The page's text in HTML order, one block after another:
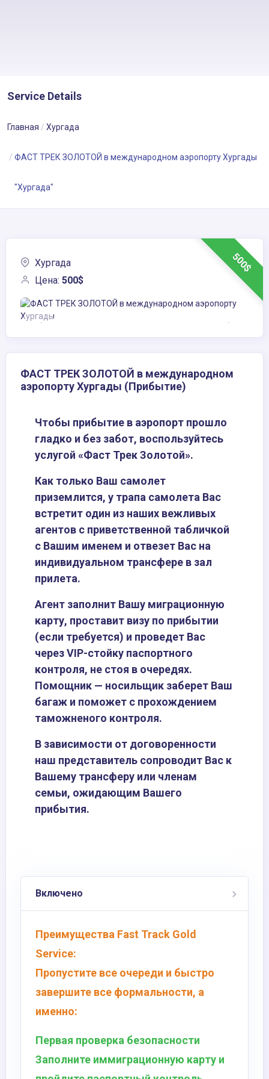
Service Details
Главная Хургада
ФАСТ ТРЕК ЗОЛОТОЙ в международном аэропорту Хургады
"Хургада"
500$
Хургада
Цена: 500$
ФАСТ ТРЕК ЗОЛОТОЙ в международном
аэропорту Хургады (Прибытие)
Чтобы прибытие в аэропорт прошло
гладко и без забот, воспользуйтесь
услугой «Фаст Трек Золотой».
Как только Ваш самолет
приземлится, у трапа самолета Вас
встретит один из наших вежливых
агентов с приветственной табличкой
с Вашим именем и отвезет Вас на
индивидуальном трансфере в зал
прилета.
Агент заполнит Вашу миграционную
карту, проставит визу по прибытии
(если требуется) и проведет Вас
через VIP-стойку паспортного
контроля, не стоя в очередях.
Помощник — носильщик заберет Ваш
багаж и поможет с прохождением
таможненого контроля.
В зависимости от договоренности
наш представитель сопроводит Вас к
Вашему трансферу или членам
семьи, ожидающим Вашего
прибытия.
Включено
Преимущества Fast Track Gold
Service:
Пропустите все очереди и быстро
завершите все формальности, а
именно:
Первая проверка безопасности
Заполните иммиграционную карту и